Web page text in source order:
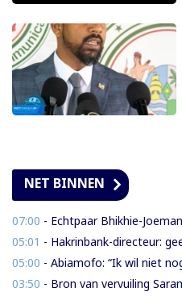
NET BINNEN
07:00 - Echtpaar Bhikhie-
05:01 - Hakrinbank-directeur: geen verborgen
05:00 - Abiamofo: “Ik wil niet nog een
03:50 - Bron van vervuiling Saramaccarivier nog niet